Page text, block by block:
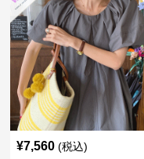
¥7,560 (税込)